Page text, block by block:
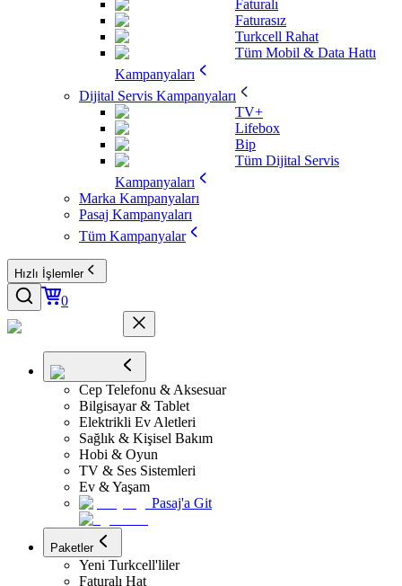
Faturalı
Faturasız
Turkcell Rahat
Tüm Mobil & Data Hattı
Kampanyaları
Dijital Servis Kampanyaları
TV+
Lifebox
Bip
Tüm Dijital Servis
Kampanyaları
Marka Kampanyaları
Pasaj Kampanyaları
Tüm Kampanyalar
Hızlı İşlemler
0
Cep Telefonu & Aksesuar
Bilgisayar & Tablet
Elektrikli Ev Aletleri
Sağlık & Kişisel Bakım
Hobi & Oyun
TV & Ses Sistemleri
Ev & Yaşam
Pasaj'a Git
Paketler
Yeni Turkcell'liler
Faturalı Hat